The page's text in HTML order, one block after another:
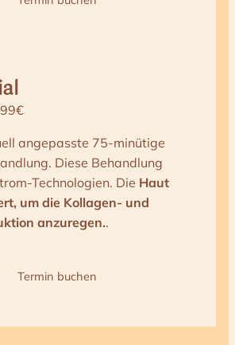
angepasste 75-minütige
Diese Behandlung
Technologien. Die Haut
um die Kollagen- und
anzuregen..
Termin buchen